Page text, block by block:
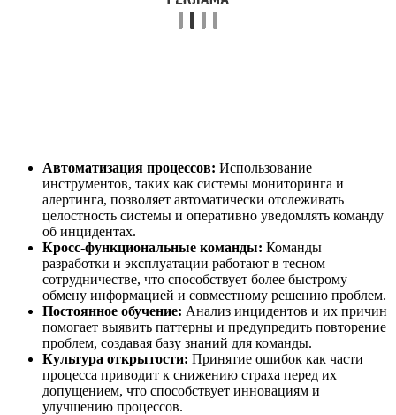
Автоматизация процессов: Использование
инструментов, таких как системы мониторинга и
алертинга, позволяет автоматически отслеживать
целостность системы и оперативно уведомлять команду
об инцидентах.
Кросс-функциональные команды: Команды
разработки и эксплуатации работают в тесном
сотрудничестве, что способствует более быстрому
обмену информацией и совместному решению проблем.
Постоянное обучение: Анализ инцидентов и их причин
помогает выявить паттерны и предупредить повторение
проблем, создавая базу знаний для команды.
Культура открытости: Принятие ошибок как части
процесса приводит к снижению страха перед их
допущением, что способствует инновациям и
улучшению процессов.